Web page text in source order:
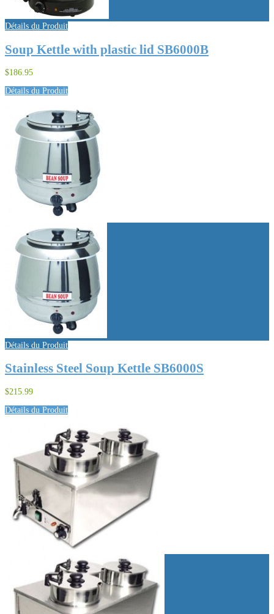
Détails du Produit
Soup Kettle with plastic lid SB6000B
$186.95
Détails du Produit
Détails du Produit
Stainless Steel Soup Kettle SB6000S
$215.99
Détails du Produit